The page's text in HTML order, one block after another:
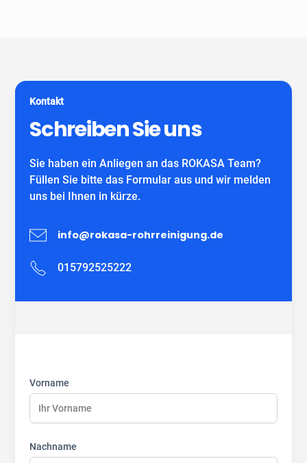
für Schlauchliner. Wir beraten Sie kostenfrei und
individuell nach Ihrem Bedürfnis.
Wir freuen uns auf Ihren Anruf!
Kontakt
Schreiben Sie uns
Sie haben ein Anliegen an das ROKASA Team?
Füllen Sie bitte das Formular aus und wir melden
uns bei Ihnen in kürze.
info@rokasa-rohrreinigung.de
015792525222
name:
name:
name:
Vorname
Nachname